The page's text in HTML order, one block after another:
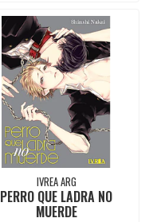
IVREA ARG
PERRO QUE LADRA NO
MUERDE